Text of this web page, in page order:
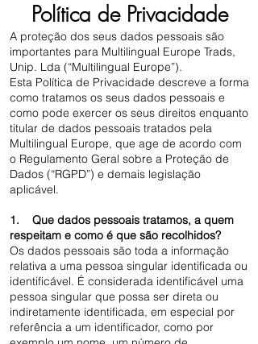
Política de Privacidade
A proteção dos seus dados pessoais são
importantes para Multilingual Europe Trads,
Unip. Lda (“Multilingual Europe”).
Esta Política de Privacidade descreve a forma
como tratamos os seus dados pessoais e
como pode exercer os seus direitos enquanto
titular de dados pessoais tratados pela
Multilingual Europe, que age de acordo com
o Regulamento Geral sobre a Proteção de
Dados (“RGPD”) e demais legislação
aplicável.
1. Que dados pessoais tratamos, a quem
respeitam e como é que são recolhidos?
Os dados pessoais são toda a informação
relativa a uma pessoa singular identificada ou
identificável. É considerada identificável uma
pessoa singular que possa ser direta ou
indiretamente identificada, em especial por
referência a um identificador, como por